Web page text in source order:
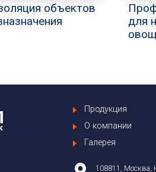
объектов
для
Продукция
О компании
Галерея
108811, Москва,